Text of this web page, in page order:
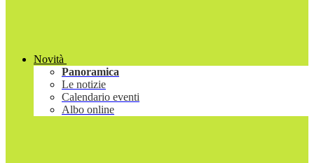
Novità
Panoramica
Le notizie
Calendario eventi
Albo online